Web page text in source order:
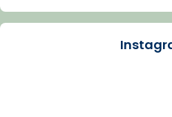
Arquebisbat de